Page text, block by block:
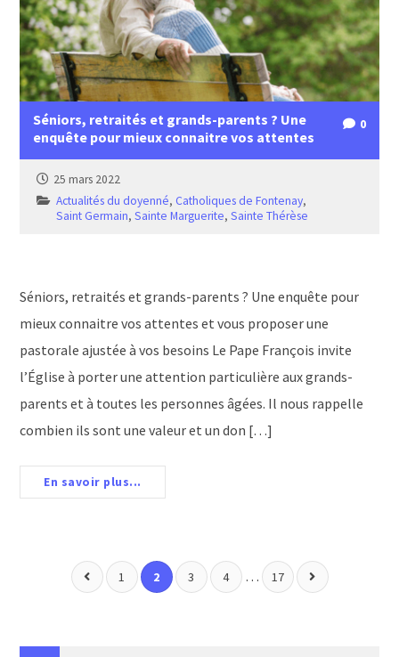
Séniors, retraités et grands-parents ? Une
enquête pour mieux connaitre vos attentes
0
25 mars 2022
Actualités du doyenné, Catholiques de Fontenay,
Saint Germain,Sainte Marguerite,Sainte Thérèse
Séniors, retraités et grands-parents ? Une enquête pour
mieux connaitre vos attentes et vous proposer une
pastorale ajustée à vos besoins Le Pape François invite
l’Église à porter une attention particulière aux grands-
parents et à toutes les personnes âgées. Il nous rappelle
combien ils sont une valeur et un don […]
En savoir plus...
1 2 3 4 … 17